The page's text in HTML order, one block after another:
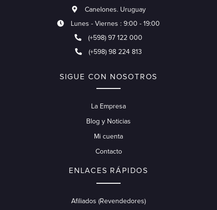
Canelones. Uruguay
Lunes - Viernes : 9:00 - 19:00
(+598) 97 122 000
(+598) 98 224 813
SIGUE CON NOSOTROS
La Empresa
Blog y Noticias
Mi cuenta
Contacto
ENLACES RÁPIDOS
Afiliados (Revendedores)